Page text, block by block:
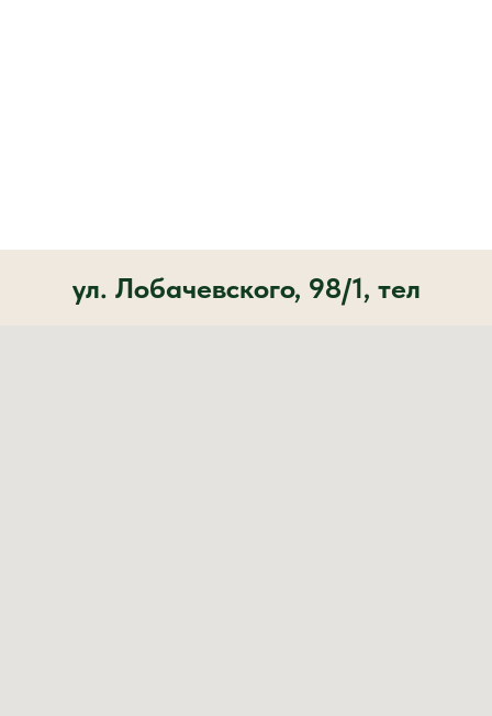
ул. Лобачевского, 98/1, тел